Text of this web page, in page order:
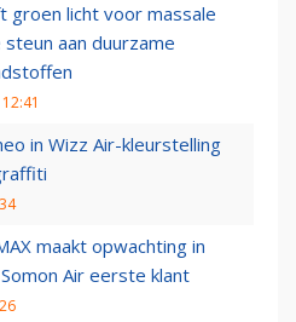
groen licht voor massale
aan duurzame
in Wizz Air-kleurstelling
maakt opwachting in
Air eerste klant